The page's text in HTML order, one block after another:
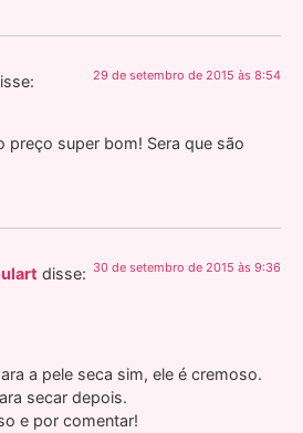
29 de setembro de 2015 às 8:54
preço super bom! Sera que são
disse: 30 de setembro de 2015 às 9:36
a pele seca sim, ele é cremoso.
secar depois.
e por comentar!